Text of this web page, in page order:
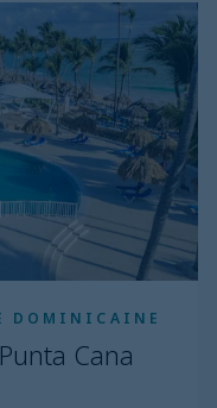
DOMINICAINE
Cana